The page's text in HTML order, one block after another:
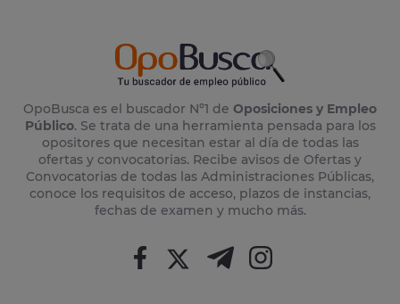
OpoBusca es el buscador Nº1 de Oposiciones y Empleo
Público. Se trata de una herramienta pensada para los
opositores que necesitan estar al día de todas las
ofertas y convocatorias. Recibe avisos de Ofertas y
Convocatorias de todas las Administraciones Públicas,
conoce los requisitos de acceso, plazos de instancias,
fechas de examen y mucho más.